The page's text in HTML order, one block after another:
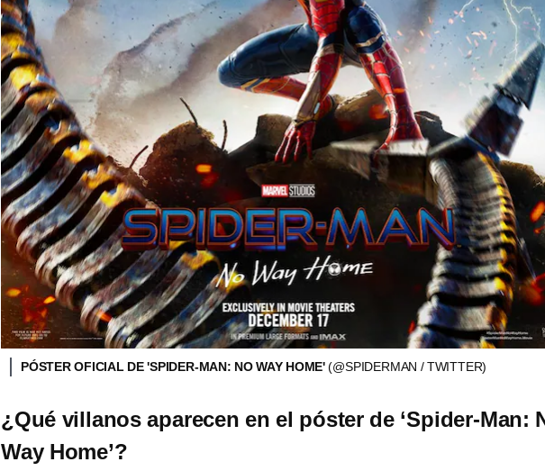
PÓSTER OFICIAL DE 'SPIDER-MAN: NO WAY HOME'(@SPIDERMAN / TWITTER)
¿Qué villanos aparecen en el póster de ‘Spider-Man:
Way Home’?